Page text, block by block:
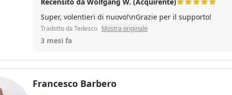
Super, volentieri di nuovo!\nGrazie per il supporto!
Tradotto da Tedesco Mostra originale
3 mesi fa
Francesco Barbero